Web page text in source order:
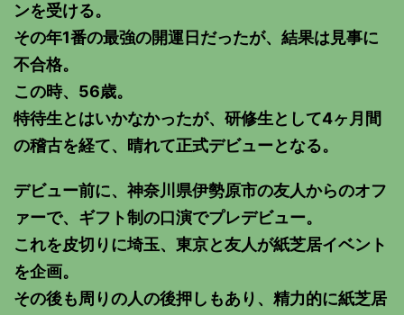
ンを受ける。
その年1番の最強の開運日だったが、結果は見事に
不合格。
この時、56歳。
特待生とはいかなかったが、研修生として4ヶ月間
の稽古を経て、晴れて正式デビューとなる。
デビュー前に、神奈川県伊勢原市の友人からのオフ
ァーで、ギフト制の口演でプレデビュー。
これを皮切りに埼玉、東京と友人が紙芝居イベント
を企画。
その後も周りの人の後押しもあり、精力的に紙芝居